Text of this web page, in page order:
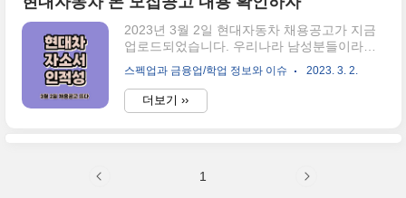
어려운 편은 아니죠. 하지만 생산직은 단순 반
복 작업을 많이 하는 편이기 때문에 회사에서
바라하는 인재상이 모호한 것이 특징입니다.
따른 기업 문화를 중점으로 작성하는 것이 도
움이 될 수도 있어요. 해당 자소서 항목에 대해
2023년 3월 2일 현대자동차 채용공고가 지금
업로드되었습니다. 우리나라 남성분들이라면
사실 도전해보고 싶은 고액 연봉 생산라인인데
요. 현재 홈페이지는 접속자가 많기 때문에 업
로드가 지연되고 있습니다. 공고문을 확인하실
수 없으신 분들은 아래의 내용을 확인해 보세
주십시오.(700자) 2. 협업을 통해서 문제를 해
스펙업과 금융업/학업 정보와 이슈 2023. 3. 2.
더보기 ››
1